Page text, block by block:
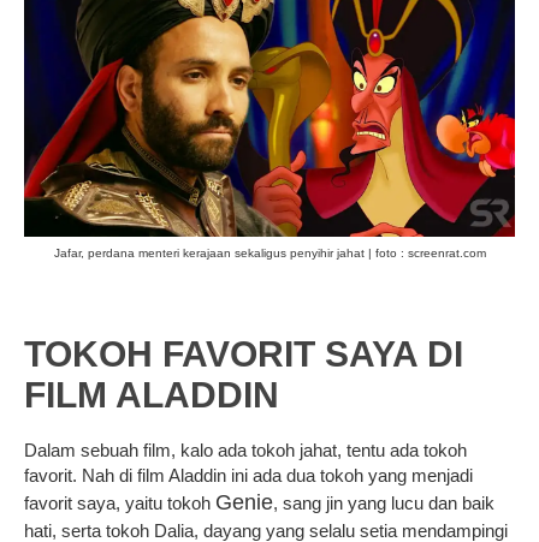
Jafar, perdana menteri kerajaan sekaligus penyihir jahat | foto : screenrat.com
TOKOH FAVORIT SAYA DI
FILM ALADDIN
Dalam sebuah film, kalo ada tokoh jahat, tentu ada tokoh
favorit. Nah di film Aladdin ini ada dua tokoh yang menjadi
favorit saya, yaitu tokoh Genie, sang jin yang lucu dan baik
hati, serta tokoh Dalia, dayang yang selalu setia mendampingi